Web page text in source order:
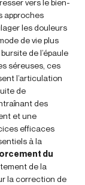
approches
les douleurs
de vie plus
de l’épaule
séreuses, ces
l’articulation
de
des
et une
efficaces
à la
du
de la
la correction de